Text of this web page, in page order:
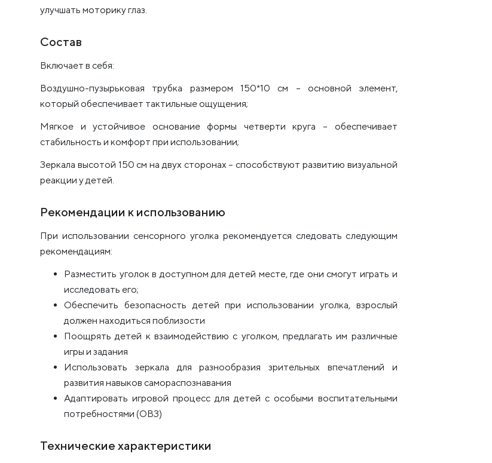
улучшать моторику глаз.
Состав
Включает в себя:
Воздушно-пузырьковая трубка размером 150*10 см – основной элемент,
который обеспечивает тактильные ощущения;
Мягкое и устойчивое основание формы четверти круга – обеспечивает
стабильность и комфорт при использовании;
Зеркала высотой 150 см на двух сторонах – способствуют развитию визуальной
реакции у детей.
Рекомендации к использованию
При использовании сенсорного уголка рекомендуется следовать следующим
рекомендациям:
Разместить уголок в доступном для детей месте, где они смогут играть и
исследовать его;
Обеспечить безопасность детей при использовании уголка, взрослый
должен находиться поблизости
Поощрять детей к взаимодействию с уголком, предлагать им различные
игры и задания
Использовать зеркала для разнообразия зрительных впечатлений и
развития навыков самораспознавания
Адаптировать игровой процесс для детей с особыми воспитательными
потребностями (ОВЗ)
Технические характеристики